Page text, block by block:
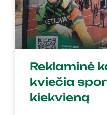
Reklaminė
kviečia
kiekvieną